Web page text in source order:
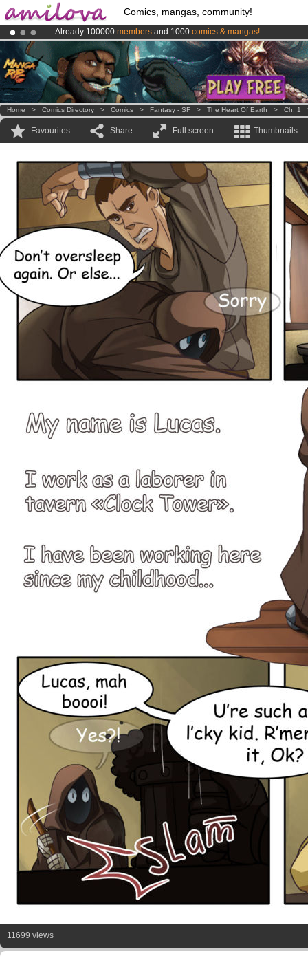
Comics, mangas, community!
Already 100000 members and 1000 comics & mangas!.
Premium membership from3.95 eurosper month !Get membership
AmilovaKickstarter is now LIVE!.
Home > Comics Directory > Comics > Fantasy - SF > The Heart Of Earth > Ch. 1
Favourites Share Full screen Thumbnails
11699 views